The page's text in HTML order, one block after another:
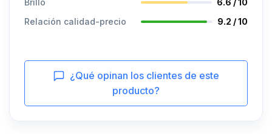
Relación calidad-precio
9.2 / 10
¿Qué opinan los clientes de este
producto?